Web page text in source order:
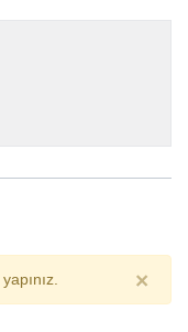
yapınız. ×